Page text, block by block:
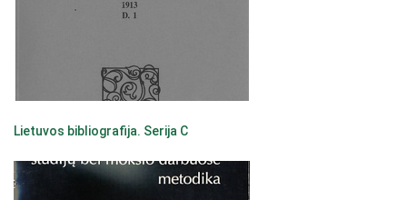
Lietuvos bibliografija. Serija C